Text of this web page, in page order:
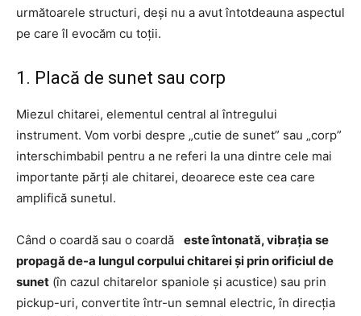
următoarele structuri, deși nu a avut întotdeauna aspectul
pe care îl evocăm cu toții.
1. Placă de sunet sau corp
Miezul chitarei, elementul central al întregului
instrument. Vom vorbi despre „cutie de sunet” sau „corp”
interschimbabil pentru a ne referi la una dintre cele mai
importante părți ale chitarei, deoarece este cea care
amplifică sunetul.
Când o coardă sau o coardă este întonată, vibrația se
propagă de-a lungul corpului chitarei și prin orificiul de
sunet (în cazul chitarelor spaniole și acustice) sau prin
pickup-uri, convertite într-un semnal electric, în direcția